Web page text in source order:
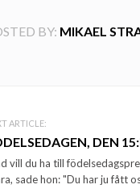
BY: MIKAEL
ARTICLE:
DEN
vill du ha till
sade hon: "Du har ju fått